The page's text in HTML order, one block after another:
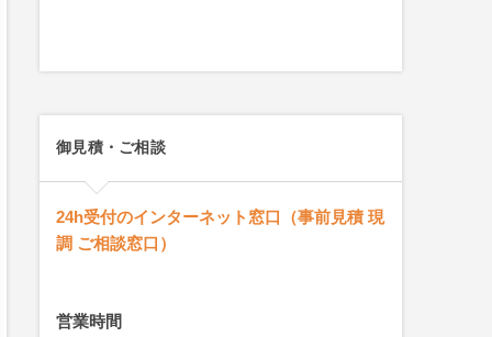
御見積・ご相談
24h受付のインターネット窓口（事前見積 現
調 ご相談窓口）
営業時間